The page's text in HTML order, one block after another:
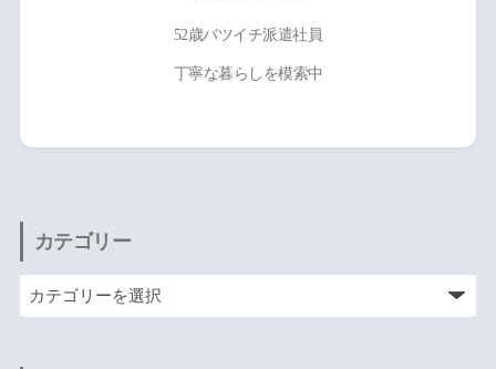
52歳バツイチ派遣社員
丁寧な暮らしを模索中
カテゴリー